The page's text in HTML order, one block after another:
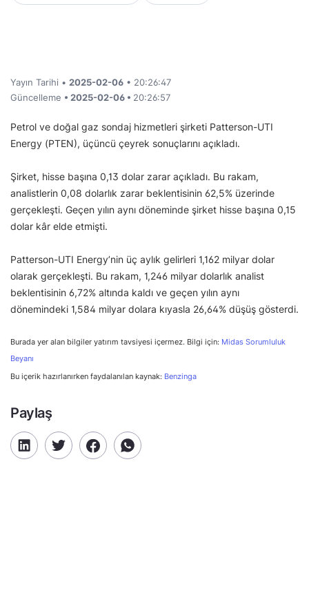
Yayın Tarihi • 2025-02-06 • 20:26:47
Güncelleme • 2025-02-06 • 20:26:57
Petrol ve doğal gaz sondaj hizmetleri şirketi Patterson-UTI
Energy (PTEN), üçüncü çeyrek sonuçlarını açıkladı.
Şirket, hisse başına 0,13 dolar zarar açıkladı. Bu rakam,
analistlerin 0,08 dolarlık zarar beklentisinin 62,5% üzerinde
gerçekleşti. Geçen yılın aynı döneminde şirket hisse başına 0,15
dolar kâr elde etmişti.
Patterson-UTI Energy’nin üç aylık gelirleri 1,162 milyar dolar
olarak gerçekleşti. Bu rakam, 1,246 milyar dolarlık analist
beklentisinin 6,72% altında kaldı ve geçen yılın aynı
dönemindeki 1,584 milyar dolara kıyasla 26,64% düşüş gösterdi.
Burada yer alan bilgiler yatırım tavsiyesi içermez. Bilgi için: Midas Sorumluluk
Beyanı
Bu içerik hazırlanırken faydalanılan kaynak: Benzinga
Paylaş